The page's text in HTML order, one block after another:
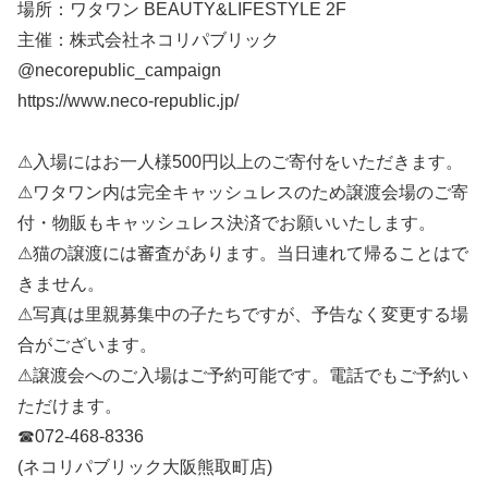
場所：ワタワン BEAUTY&LIFESTYLE 2F
主催：株式会社ネコリパブリック
@necorepublic_campaign
https://www.neco-republic.jp/
⚠入場にはお一人様500円以上のご寄付をいただきます。
⚠ワタワン内は完全キャッシュレスのため譲渡会場のご寄
付・物販もキャッシュレス決済でお願いいたします。
⚠猫の譲渡には審査があります。当日連れて帰ることはで
きません。
⚠写真は里親募集中の子たちですが、予告なく変更する場
合がございます。
⚠譲渡会へのご入場はご予約可能です。電話でもご予約い
ただけます。
☎072-468-8336
(ネコリパブリック大阪熊取町店)